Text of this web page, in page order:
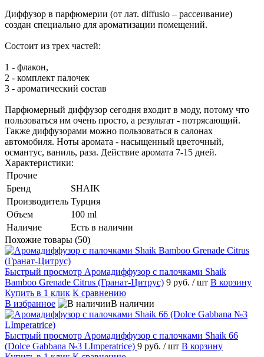
Диффузор в парфюмерии (от лат. diffusio – рассеивание)
создан специально для ароматизации помещений.
Состоит из трех частей:
1 - флакон,
2 - комплект палочек
3 - ароматический состав
Парфюмерный диффузор сегодня входит в моду, потому что
пользоваться им очень просто, а результат - потрясающий.
Также диффузорами можно пользоваться в салонах
автомобиля. Ноты аромата - насыщенный цветочный,
османтус, ваниль, раза. Действие аромата 7-15 дней.
Характеристики:
Прочие
Бренд
SHAIK
Производитель Турция
Объем
100 ml
Наличие
Есть в наличии
Похожие товары (50)
Быстрый просмотр Аромадиффузор с палочками Shaik
Bamboo Grenade Citrus (Гранат-Цитрус) 9 руб. / шт В корзину
Купить в 1 клик К сравнению
В избранное
В наличии
Быстрый просмотр Аромадиффузор с палочками Shaik 66
(Dolce Gabbana №3 LImperatrice) 9 руб. / шт В корзину